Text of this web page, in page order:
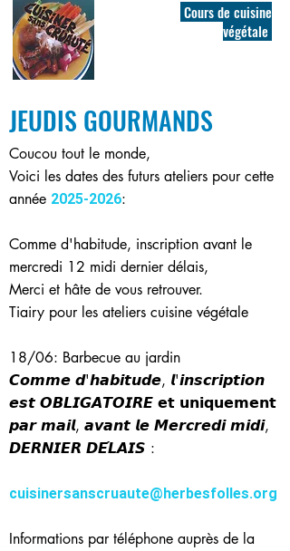
Cours de cuisine
végétale
JEUDIS GOURMANDS
Coucou tout le monde,
Voici les dates des futurs ateliers pour cette
année 2025-2026:
Comme d'habitude, inscription avant le
mercredi 12 midi dernier délais,
Merci et hâte de vous retrouver.
Tiairy pour les ateliers cuisine végétale
18/06: Barbecue au jardin
𝘾𝙤𝙢𝙢𝙚 𝙙'𝙝𝙖𝙗𝙞𝙩𝙪𝙙𝙚, 𝙡'𝙞𝙣𝙨𝙘𝙧𝙞𝙥𝙩𝙞𝙤𝙣
𝙚𝙨𝙩 𝙊𝘽𝙇𝙄𝙂𝘼𝙏𝙊𝙄𝙍𝙀 𝗲𝘁 𝘂𝗻𝗶𝗾𝘂𝗲𝗺𝗲𝗻𝘁
𝙥𝙖𝙧 𝙢𝙖𝙞𝙡, 𝙖𝙫𝙖𝙣𝙩 𝙡𝙚 𝙈𝙚𝙧𝙘𝙧𝙚𝙙𝙞 𝙢𝙞𝙙𝙞,
𝘿𝙀𝙍𝙉𝙄𝙀𝙍 𝘿𝙀́𝙇𝘼𝙄𝙎 :
cuisinersanscruaute@herbesfolles.org
Informations par téléphone auprès de la